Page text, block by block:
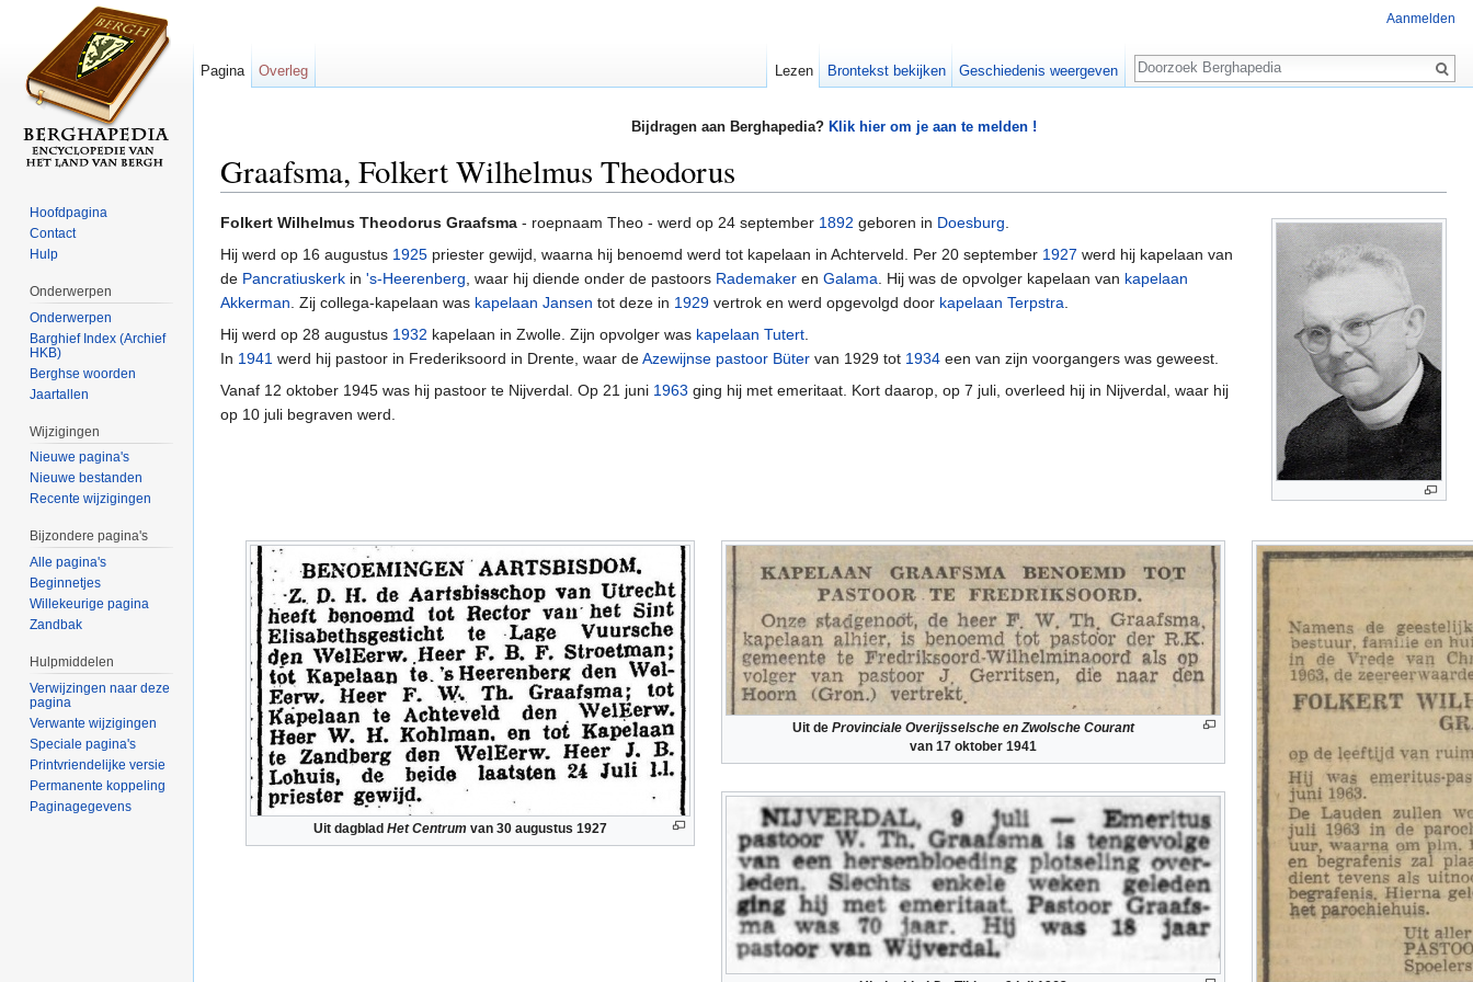
Bijdragen aan Berghapedia? Klik hier om je aan te melden !
Graafsma, Folkert Wilhelmus Theodorus
Folkert Wilhelmus Theodorus Graafsma - roepnaam Theo - werd op 24 september 1892 geboren in Doesburg.
Hij werd op 16 augustus 1925 priester gewijd, waarna hij benoemd werd tot kapelaan in Achterveld. Per 20 september 1927 werd hij kapelaan van
de Pancratiuskerk in 's-Heerenberg, waar hij diende onder de pastoors Rademaker en Galama. Hij was de opvolger kapelaan van kapelaan
Akkerman. Zij collega-kapelaan was kapelaan Jansen tot deze in 1929 vertrok en werd opgevolgd door kapelaan Terpstra.
Hij werd op 28 augustus 1932 kapelaan in Zwolle. Zijn opvolger was kapelaan Tutert.
In 1941 werd hij pastoor in Frederiksoord in Drente, waar deAzewijnse pastoor Büter van 1929 tot 1934 een van zijn voorgangers was geweest.
Vanaf 12 oktober 1945 was hij pastoor te Nijverdal. Op 21 juni 1963 ging hij met emeritaat. Kort daarop, op 7 juli, overleed hij in Nijverdal, waar hij
op 10 juli begraven werd.
Uit dagblad Het Centrum van 30 augustus 1927
Uit de Provinciale Overijsselsche en Zwolsche Courant
van 17 oktober 1941
Aanmelden
Pagina Overleg Lezen Brontekst bekijken Geschiedenis weergeven
Zoeken
Hoofdpagina
Contact
Hulp
Onderwerpen
Onderwerpen
Barghief Index (Archief
HKB)
Berghse woorden
Jaartallen
Wijzigingen
Nieuwe pagina's
Nieuwe bestanden
Recente wijzigingen
Bijzondere pagina's
Alle pagina's
Beginnetjes
Willekeurige pagina
Zandbak
Hulpmiddelen
Verwijzingen naar deze
pagina
Verwante wijzigingen
Speciale pagina's
Printvriendelijke versie
Permanente koppeling
Paginagegevens